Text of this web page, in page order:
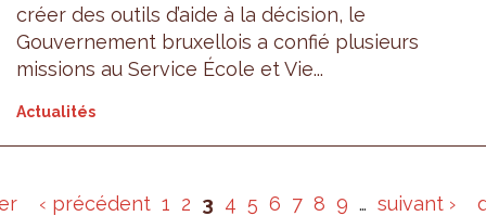
créer des outils d’aide à la décision, le
Gouvernement bruxellois a confié plusieurs
missions au Service École et Vie...
Actualités
‹ précédent 1 2 3 4 5 6 7 8 9 … suivant ›